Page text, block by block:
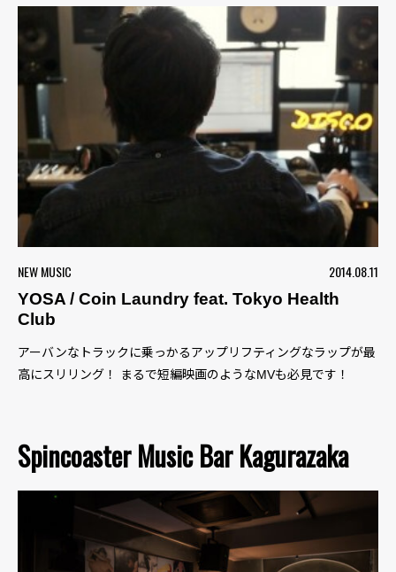
NEW MUSIC
2014.08.11
YOSA / Coin Laundry feat. Tokyo Health
Club
アーバンなトラックに乗っかるアップリフティングなラップが最
高にスリリング！ まるで短編映画のようなMVも必見です！
Spincoaster Music Bar Kagurazaka